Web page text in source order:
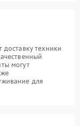
техники
могут
для